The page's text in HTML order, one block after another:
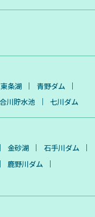
東条湖
青野ダム
川貯水池 七川ダム
金砂湖
石手川ダム
鹿野川ダム